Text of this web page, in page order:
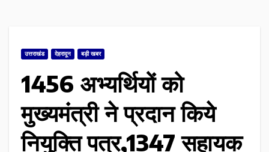
उत्तराखंड देहरादून बड़ी खबर
1456 अभ्यर्थियों को
मुख्यमंत्री ने प्रदान किये
नियुक्ति पत्र,1347 सहायक